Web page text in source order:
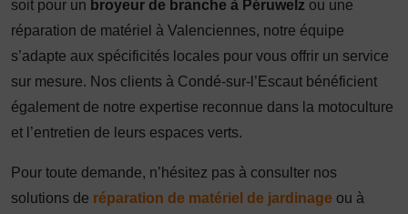
soit pour un broyeur de branche à Péruwelz ou une
réparation de matériel à Valenciennes, notre équipe
s’adapte aux spécificités locales pour vous offrir un service
sur mesure. Nos clients à Condé-sur-l’Escaut bénéficient
également de notre expertise reconnue dans la motoculture
et l’entretien de leurs espaces verts.
Pour toute demande, n’hésitez pas à consulter nos
solutions de réparation de matériel de jardinage ou à